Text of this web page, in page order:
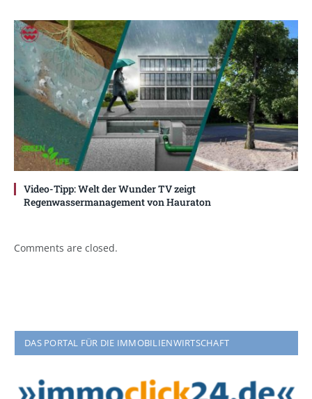
Video-Tipp: Welt der Wunder TV zeigt
Regenwassermanagement von Hauraton
Comments are closed.
DAS PORTAL FÜR DIE IMMOBILIENWIRTSCHAFT